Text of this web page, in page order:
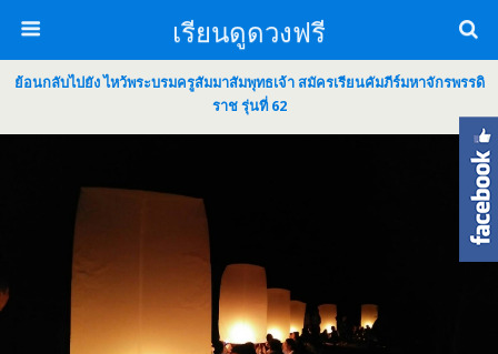
เรียนดูดวงฟรี
ย้อนกลับไปยัง ไหว้พระบรมครูสัมมาสัมพุทธเจ้า สมัครเรียนคัมภีร์มหาจักรพรรดิ
ราช รุ่นที่ 62